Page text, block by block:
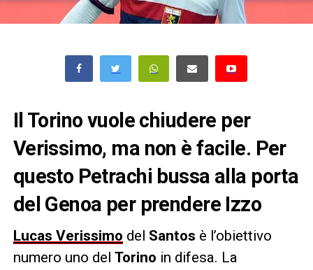
Il Torino vuole chiudere per
Verissimo, ma non è facile. Per
questo Petrachi bussa alla porta
del Genoa per prendere Izzo
Lucas Verissimo del Santos è l’obiettivo
numero uno del Torino in difesa. La